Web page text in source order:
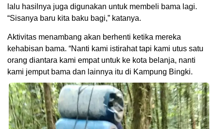
lalu hasilnya juga digunakan untuk membeli bama lagi.
“Sisanya baru kita baku bagi,” katanya.
Aktivitas menambang akan berhenti ketika mereka
kehabisan bama. “Nanti kami istirahat tapi kami utus satu
orang diantara kami empat untuk ke kota belanja, nanti
kami jemput bama dan lainnya itu di Kampung Bingki.